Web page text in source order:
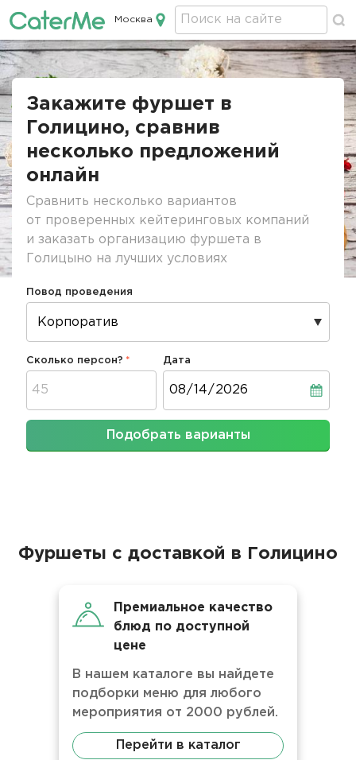
Кейтеринг в Москве
Москва
Строка
Закажите фуршет в
Голицино, сравнив
несколько предложений
онлайн
Сравнить несколько вариантов
от проверенных кейтеринговых компаний
и заказать организацию фуршета в
Голицыно на лучших условиях
Повод проведения
Сколько персон? Дата
Подобрать варианты
Фуршеты с доставкой в Голицино
Премиальное качество
блюд по доступной
цене
В нашем каталоге вы найдете
подборки меню для любого
мероприятия от 2000 рублей.
Перейти в каталог